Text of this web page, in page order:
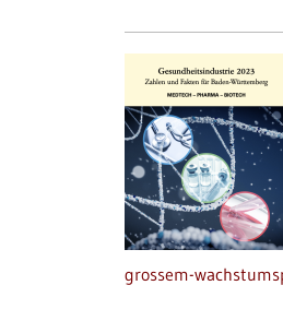
grossem-